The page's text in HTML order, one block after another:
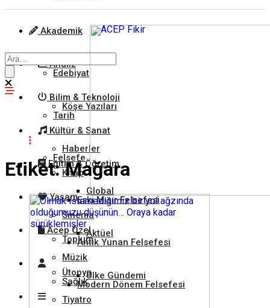
Akademik
Edebiyat
Tarih
Felsefe
Eski Mısır Felsefesi
Antik Yunan Felsefesi
Modern Dönem Felsefesi
Analiz
Köşe Yazıları
Haberler
Global
Aktüel
Ülke Gündemi
Bilim & Teknoloji
Kültür & Sanat
Kitap
Sinema
Müzik
Tiyatro
Eğitim & Öğretim
Yaşam
Toplum
Sağlık
Acep Özel
Ütopya
Etiket:Mağara